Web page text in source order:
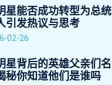
星能否成功转型为总统
引发热议与思考
02-26
星背后的英雄父亲们名
秘你知道他们是谁吗